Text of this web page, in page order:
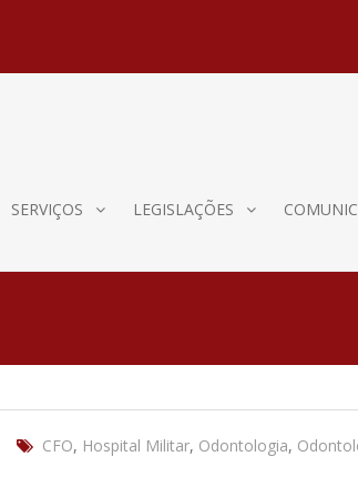
SERVIÇOS LEGISLAÇÕES
CFO, Hospital Militar, Odontologia,